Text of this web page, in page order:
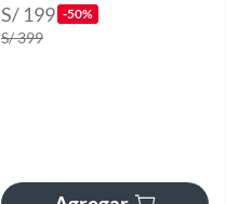
S/ 199 -50%
S/ 399